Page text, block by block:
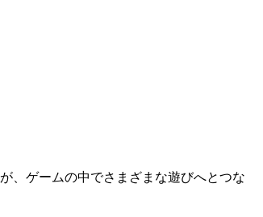
、ゲームの中でさまざまな遊びへとつな